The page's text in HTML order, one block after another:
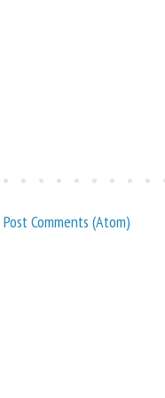
Post Comments (Atom)